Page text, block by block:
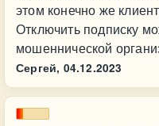
этом конечно же
Отключить подписку
мошеннической
Сергей, 04.12.2023